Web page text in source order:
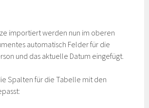
importiert werden nun im oberen
automatisch Felder für die
und das aktuelle Datum eingefügt.
Spalten für die Tabelle mit den